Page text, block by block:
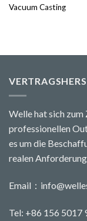
Vacuum Casting
Welle hat sich zum
professionellen
es um die
realen
Email：
Tel: +86 156 5017